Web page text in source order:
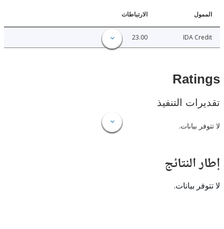
الارتباطات
IDA
التنفيذ
بيانات.
بيانات.